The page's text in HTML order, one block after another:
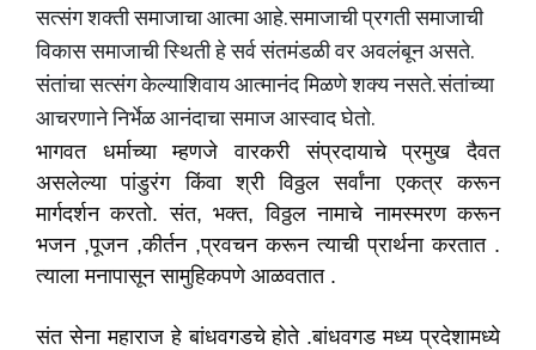
सत्संग शक्ती समाजाचा आत्मा आहे. समाजाची प्रगती समाजाची
विकास समाजाची स्थिती हे सर्व संतमंडळी वर अवलंबून असते.
संतांचा सत्संग केल्याशिवाय आत्मानंद मिळणे शक्य नसते. संतांच्या
आचरणाने निर्भेळ आनंदाचा समाज आस्वाद घेतो.
भागवत धर्माच्या म्हणजे वारकरी संप्रदायाचे प्रमुख दैवत
असलेल्या पांडुरंग किंवा श्री विठ्ठल सर्वांना एकत्र करून
मार्गदर्शन करतो. संत, भक्त, विठ्ठल नामाचे नामस्मरण करून
भजन ,पूजन ,कीर्तन ,प्रवचन करून त्याची प्रार्थना करतात .
त्याला मनापासून सामुहिकपणे आळवतात .
संत सेना महाराज हे बांधवगडचे होते .बांधवगड मध्य प्रदेशामध्ये